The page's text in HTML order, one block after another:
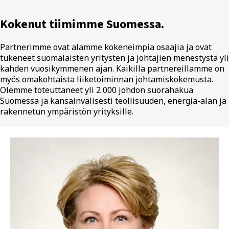
Kokenut tiimimme Suomessa.
Partnerimme ovat alamme kokeneimpia osaajia ja ovat
tukeneet suomalaisten yritysten ja johtajien menestystä yli
kahden vuosikymmenen ajan. Kaikilla partnereillamme on
myös omakohtaista liiketoiminnan johtamiskokemusta.
Olemme toteuttaneet yli 2 000 johdon suorahakua
Suomessa ja kansainvälisesti teollisuuden, energia-alan ja
rakennetun ympäristön yrityksille.